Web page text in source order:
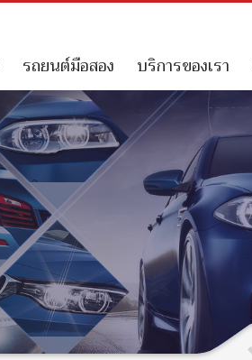
รถยนต์มือสอง บริการของเรา